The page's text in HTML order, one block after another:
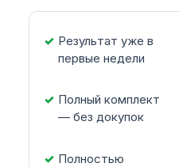
Результат уже в
первые недели
Полный комплект
— без докупок
Полностью